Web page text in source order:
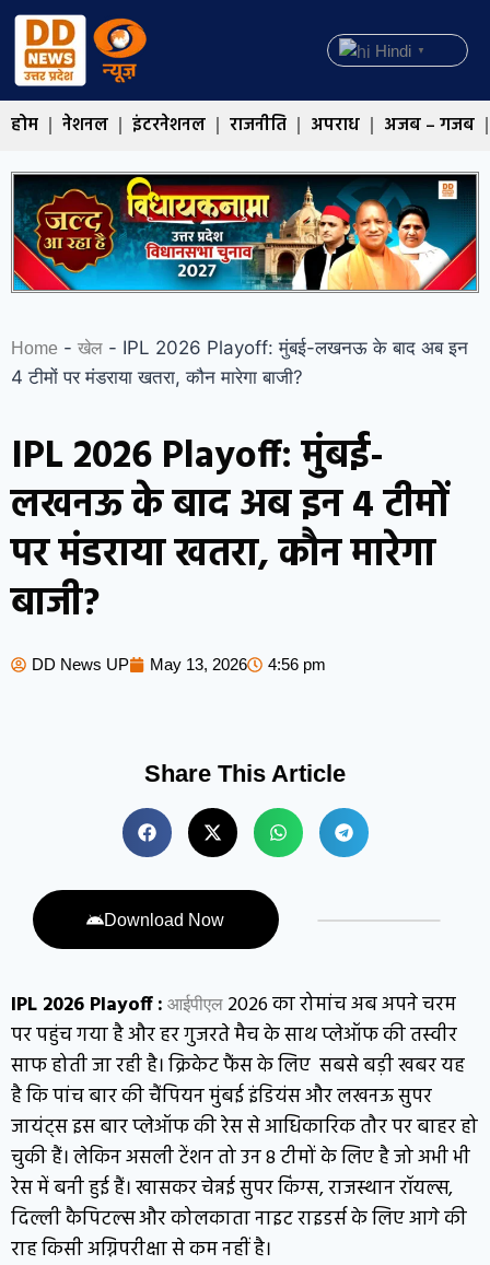
Hindi ▼
होम नेशनल इंटरनेशनल राजनीति अपराध अजब – गजब
Home - खेल - IPL 2026 Playoff: मुंबई-लखनऊ के बाद अब इन
4 टीमों पर मंडराया खतरा, कौन मारेगा बाजी?
IPL 2026 Playoff: मुंबई-
लखनऊ के बाद अब इन 4 टीमों
पर मंडराया खतरा, कौन मारेगा
बाजी?
DD News UP May 13, 2026 4:56 pm
Share This Article
Download Now
IPL 2026 Playoff : आईपीएल 2026 का रोमांच अब अपने चरम
पर पहुंच गया है और हर गुजरते मैच के साथ प्लेऑफ की तस्वीर
साफ होती जा रही है। क्रिकेट फैंस के लिए सबसे बड़ी खबर यह
है कि पांच बार की चैंपियन मुंबई इंडियंस और लखनऊ सुपर
जायंट्स इस बार प्लेऑफ की रेस से आधिकारिक तौर पर बाहर हो
चुकी हैं। लेकिन असली टेंशन तो उन 8 टीमों के लिए है जो अभी भी
रेस में बनी हुई हैं। खासकर चेन्नई सुपर किंग्स, राजस्थान रॉयल्स,
दिल्ली कैपिटल्स और कोलकाता नाइट राइडर्स के लिए आगे की
राह किसी अग्निपरीक्षा से कम नहीं है।